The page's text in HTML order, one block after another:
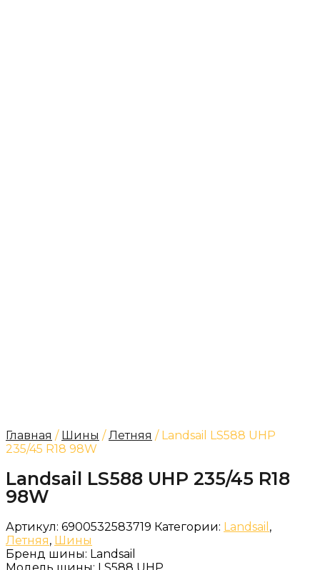
Главная / Шины /Летняя / Landsail LS588 UHP
235/45 R18 98W
Landsail LS588 UHP 235/45 R18
98W
Артикул: 6900532583719 Категории: Landsail ,
Летняя, Шины
Бренд шины: Landsail